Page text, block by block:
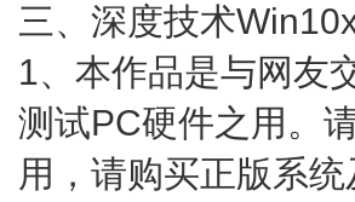
三、深度技术
1、本作品是与网友
测试PC硬件之用。
用，请购买正版系统